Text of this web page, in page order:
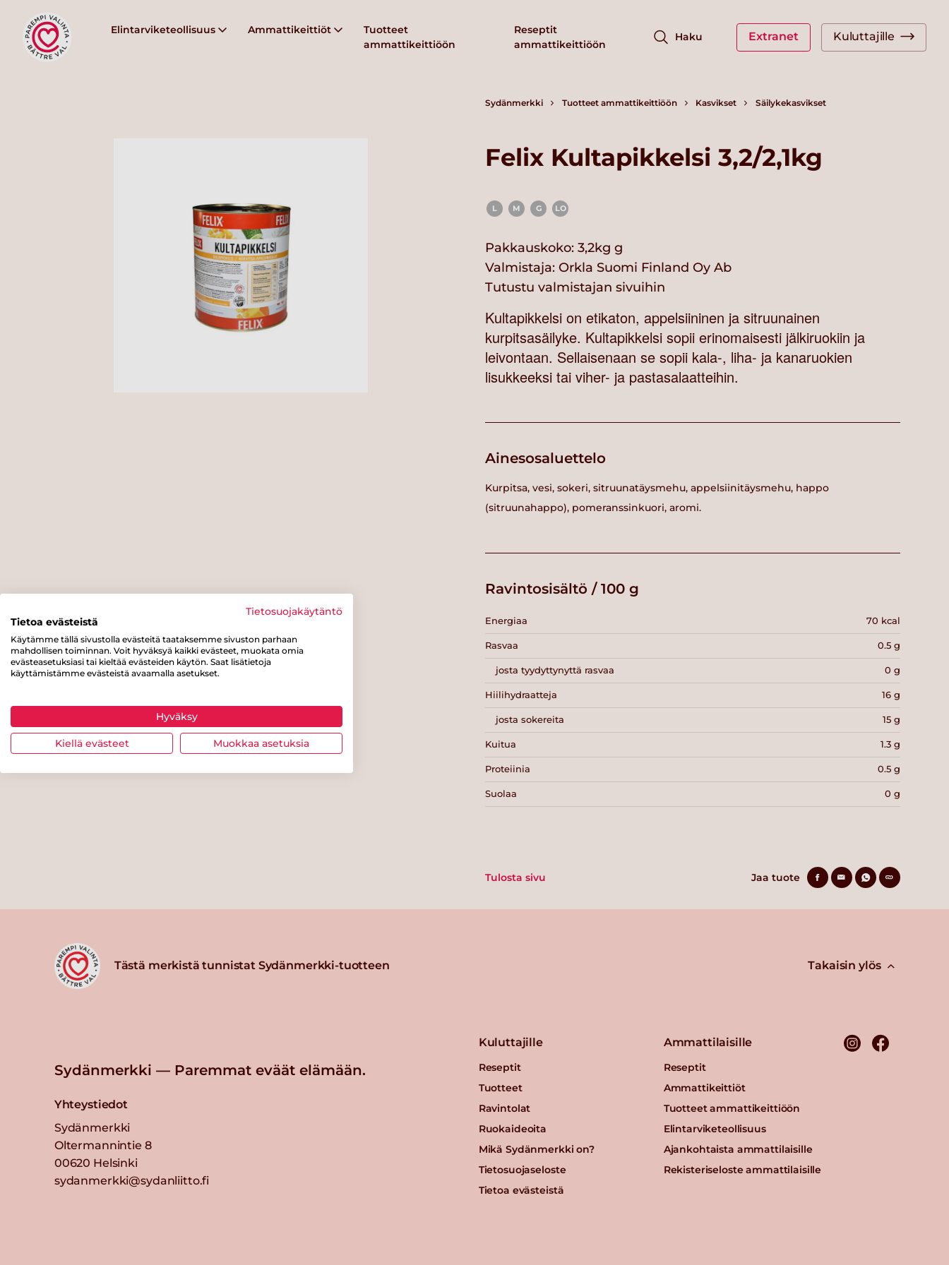
Elintarviketeollisuus Ammattikeittiöt
Tuotteet
ammattikeittiöön
Reseptit
ammattikeittiöön
Haku Extranet Kuluttajille
Sydänmerkki Tuotteet ammattikeittiöön Kasvikset Säilykekasvikset
Felix Kultapikkelsi 3,2/2,1kg
L M G LO
Pakkauskoko: 3,2kg g
Valmistaja: Orkla Suomi Finland Oy Ab
Tutustu valmistajan sivuihin
Kultapikkelsi on etikaton, appelsiininen ja sitruunainen
kurpitsasäilyke. Kultapikkelsi sopii erinomaisesti jälkiruokiin ja
leivontaan. Sellaisenaan se sopii kala-, liha- ja kanaruokien
lisukkeeksi tai viher- ja pastasalaatteihin.
Ainesosaluettelo
Kurpitsa, vesi, sokeri, sitruunatäysmehu, appelsiinitäysmehu, happo
(sitruunahappo), pomeranssinkuori, aromi.
Ravintosisältö / 100 g
Energiaa 70 kcal
Rasvaa 0.5 g
josta tyydyttynyttä rasvaa 0 g
Hiilihydraatteja 16 g
josta sokereita 15 g
Kuitua 1.3 g
Proteiinia 0.5 g
Suolaa 0 g
Tulosta sivu Jaa tuote
Tästä merkistä tunnistat Sydänmerkki-tuotteen Takaisin ylös
Sydänmerkki — Paremmat eväät elämään.
Yhteystiedot
Sydänmerkki
Oltermannintie 8
00620 Helsinki
sydanmerkki@sydanliitto.fi
Kuluttajille
Reseptit
Tuotteet
Ravintolat
Ruokaideoita
Mikä Sydänmerkki on?
Tietosuojaseloste
Tietoa evästeistä
Ammattilaisille
Reseptit
Ammattikeittiöt
Tuotteet ammattikeittiöön
Elintarviketeollisuus
Ajankohtaista ammattilaisille
Rekisteriseloste ammattilaisille
Tietosuojakäytäntö
Tietoa evästeistä
Käytämme tällä sivustolla evästeitä taataksemme sivuston parhaan
mahdollisen toiminnan. Voit hyväksyä kaikki evästeet, muokata omia
evästeasetuksiasi tai kieltää evästeiden käytön. Saat lisätietoja
käyttämistämme evästeistä avaamalla asetukset.
Hyväksy
Kiellä evästeet Muokkaa asetuksia